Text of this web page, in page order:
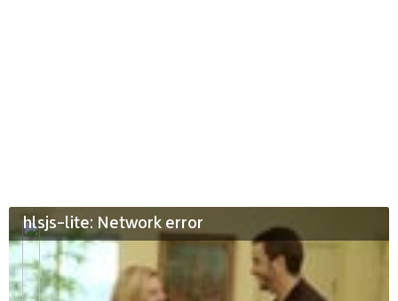
hlsjs-lite: Network error